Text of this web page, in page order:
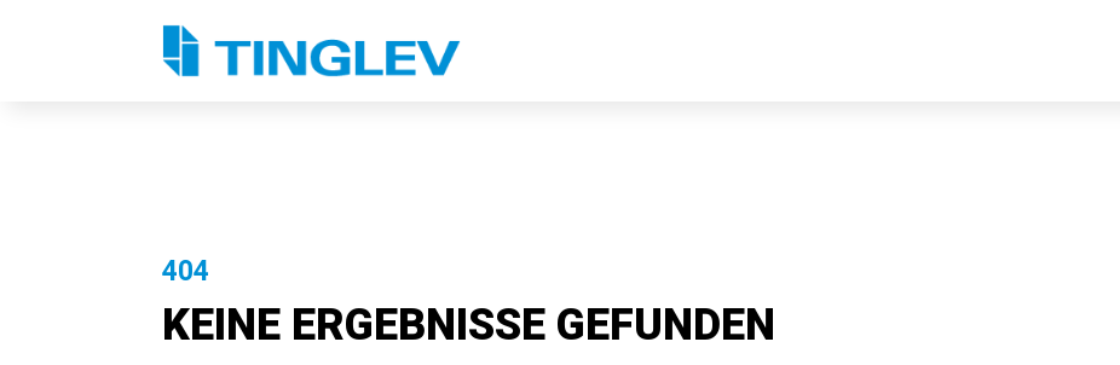
404
KEINE ERGEBNISSE GEFUNDEN